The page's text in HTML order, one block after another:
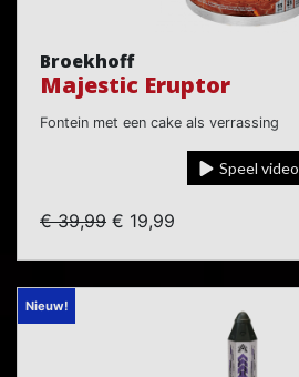
Broekhoff
Majestic Eruptor
Fontein met een cake als verrassing
Speel video
€ 39,99 € 19,99
Nieuw!